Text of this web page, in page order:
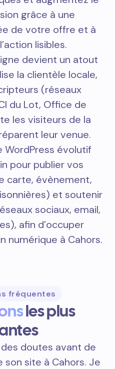
grâce à une
de votre offre et à
lisibles.
devient un atout
la clientèle locale,
(réseaux
du Lot, Office de
les visiteurs de la
leur venue.
WordPress évolutif
pour publier vos
carte, évènement,
et soutenir
sociaux, email,
afin d’occuper
numérique à Cahors.
fréquentes
les plus
des doutes avant de
site à Cahors. Je